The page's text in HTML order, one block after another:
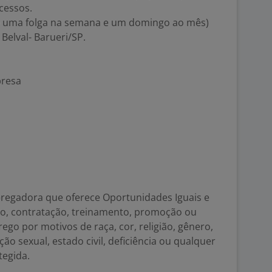
uma folga na semana e um domingo ao mês)
Barueri/SP.
que oferece Oportunidades Iguais e
contratação, treinamento, promoção ou
por motivos de raça, cor, religião, gênero,
sexual, estado civil, deficiência ou qualquer